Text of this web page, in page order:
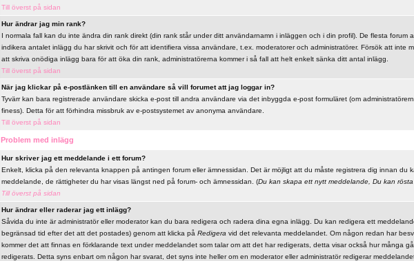
Till överst på sidan
Hur ändrar jag min rank?
I normala fall kan du inte ändra din rank direkt (din rank står under ditt användarnamn i inläggen och i din profil). De flesta forum
indikera antalet inlägg du har skrivit och för att identifiera vissa användare, t.ex. moderatorer och administratörer. Försök att inte
att skriva onödiga inlägg bara för att öka din rank, administratörerna kommer i så fall att helt enkelt sänka ditt antal inlägg.
Till överst på sidan
När jag klickar på e-postlänken till en användare så vill forumet att jag loggar in?
Tyvärr kan bara registrerade användare skicka e-post till andra användare via det inbyggda e-post formuläret (om
finess). Detta för att förhindra missbruk av e-postsystemet av anonyma användare.
Till överst på sidan
Problem med inlägg
Hur skriver jag ett meddelande i ett forum?
Enkelt, klicka på den relevanta knappen på antingen forum eller ämnessidan. Det är möjligt att du måste registrera dig innan du
meddelande, de rättigheter du har visas längst ned på forum- och ämnessidan. (Du kan skapa ett nytt meddelande, Du kan
Till överst på sidan
Hur ändrar eller raderar jag ett inlägg?
Såvida du inte är administratör eller moderator kan du bara redigera och radera dina egna inlägg. Du kan redigera ett
begränsad tid efter det att det postades) genom att klicka på Redigera vid det relevanta meddelandet. Om någon redan har
kommer det att finnas en förklarande text under meddelandet som talar om att det har redigerats, detta visar också hur många
redigerats. Detta syns enbart om någon har svarat, det syns inte heller om en moderator eller administratör redigerar